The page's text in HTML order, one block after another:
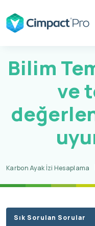
Bilim
ve
Karbon Ayak İzi Hesaplama
Sık Sorulan Sorular